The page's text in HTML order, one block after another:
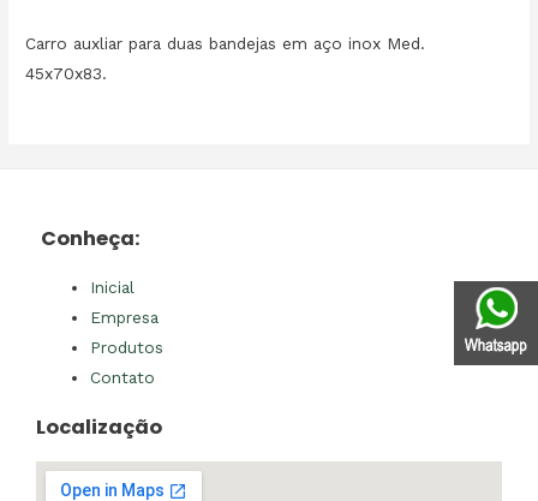
Carro auxliar para duas bandejas em aço inox Med.
45x70x83.
Conheça:
Inicial
Empresa
Produtos
Contato
Localização